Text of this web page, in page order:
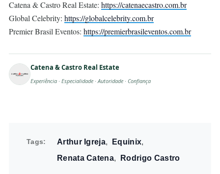
Catena & Castro Real Estate: https://catenaecastro.com.br
Global Celebrity: https://globalcelebrity.com.br
Premier Brasil Eventos: https://premierbrasileventos.com.br
Catena & Castro Real Estate
Experiência · Especialidade · Autoridade · Confiança
Tags Arthur Igreja
Equinix
Renata Catena
Rodrigo Castro